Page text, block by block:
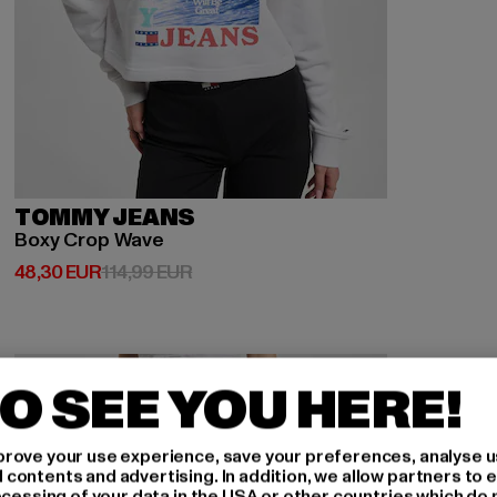
TOMMY JEANS
Boxy Crop Wave
48,30 EUR
Derzeitiger Preis: 48,30 EUR
114,99 EURAktionspreis: 114,99 EUR
SEE YOU HERE!
your use experience, save your preferences, analyse
and advertising. In addition, we allow partners to